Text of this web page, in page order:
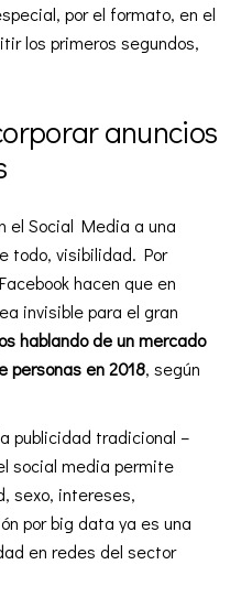
por el formato, en el
los primeros segundos,
anuncios
el Social Media a una
todo, visibilidad. Por
hacen que en
invisible para el gran
hablando de un mercado
personas en 2018, según
publicidad tradicional –
social media permite
sexo, intereses,
por big data ya es una
en redes del sector